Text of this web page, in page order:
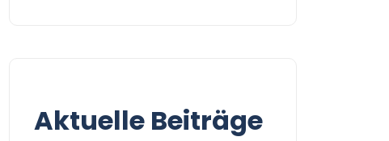
Aktuelle Beiträge